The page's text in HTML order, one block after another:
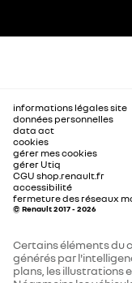
informations légales site
données personnelles
data act
cookies
gérer mes cookies
gérer Utiq
CGU shop.renault.fr
accessibilité
fermeture des réseaux
© Renault 2017 - 2026
Certains éléments du
générés par
plans, les illustrations